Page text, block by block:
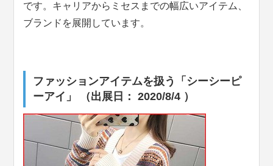
です。キャリアからミセスまでの幅広いアイテム、
ブランドを展開しています。
ファッションアイテムを扱う「シーシーピ
ーアイ」 （出展日： 2020/8/4 ）